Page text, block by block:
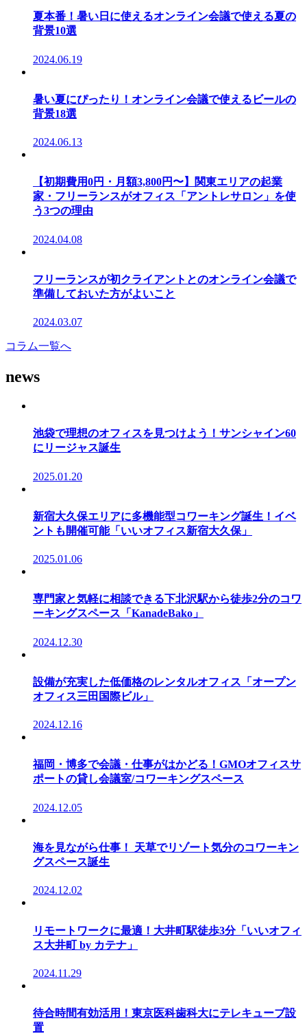
夏本番！暑い日に使えるオンライン会議で使える夏の
背景10選
2024.06.19
暑い夏にぴったり！オンライン会議で使えるビールの
背景18選
2024.06.13
【初期費用0円・月額3,800円〜】関東エリアの起業
家・フリーランスがオフィス「アントレサロン」を使
う3つの理由
2024.04.08
フリーランスが初クライアントとのオンライン会議で
準備しておいた方がよいこと
2024.03.07
コラム一覧へ
news
池袋で理想のオフィスを見つけよう！サンシャイン60
にリージャス誕生
2025.01.20
新宿大久保エリアに多機能型コワーキング誕生！イベ
ントも開催可能「いいオフィス新宿大久保」
2025.01.06
専門家と気軽に相談できる下北沢駅から徒歩2分のコワ
ーキングスペース「KanadeBako」
2024.12.30
設備が充実した低価格のレンタルオフィス「オープン
オフィス三田国際ビル」
2024.12.16
福岡・博多で会議・仕事がはかどる！GMOオフィスサ
ポートの貸し会議室/コワーキングスペース
2024.12.05
海を見ながら仕事！ 天草でリゾート気分のコワーキン
グスペース誕生
2024.12.02
リモートワークに最適！大井町駅徒歩3分「いいオフィ
ス大井町 by カテナ」
2024.11.29
待合時間有効活用！東京医科歯科大にテレキューブ設
置